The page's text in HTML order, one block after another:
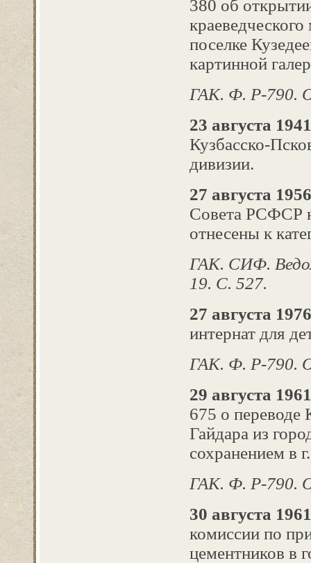
380 об
поселке
картинной
ГАК. Ф. Р-790.
23 августа
Кузбасско-
дивизии.
27 августа
Совета РСФСР
отнесены к
ГАК. СИФ.
19. С. 527.
27 августа
интернат для
ГАК. Ф. Р-790.
29 августа
675 о переводе
Гайдара из
сохранением в
ГАК. Ф. Р-790.
30 августа
комиссии по
цементников в